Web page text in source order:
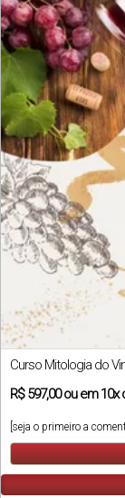
Curso Mitologia do
R$597,00ou em10x
[seja o primeiro a